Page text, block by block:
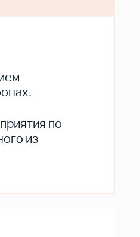
по
из